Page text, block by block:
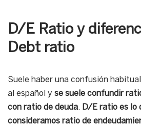
D/E Ratio y
Debt ratio
Suele haber una confusión
al español y se suele confundir
con ratio de deuda. D/E ratio es lo
consideramos ratio de